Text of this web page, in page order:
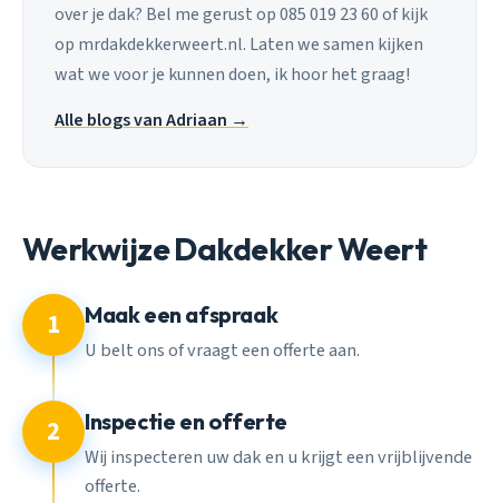
over je dak? Bel me gerust op 085 019 23 60 of kijk
op mrdakdekkerweert.nl. Laten we samen kijken
wat we voor je kunnen doen, ik hoor het graag!
Alle blogs van Adriaan →
Werkwijze Dakdekker Weert
1 Maak een afspraak
U belt ons of vraagt een offerte aan.
2 Inspectie en offerte
Wij inspecteren uw dak en u krijgt een vrijblijvende
offerte.